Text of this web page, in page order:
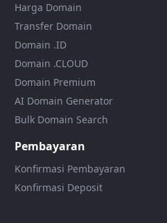
Harga Domain
Transfer Domain
Domain .ID
Domain .CLOUD
Domain Premium
AI Domain Generator
Bulk Domain Search
Pembayaran
Konfirmasi Pembayaran
Konfirmasi Deposit